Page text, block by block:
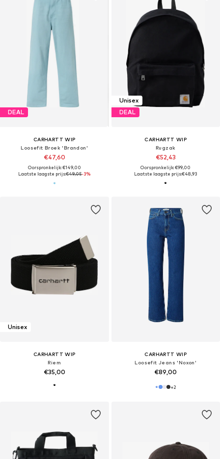
DEAL
CARHARTT WIP
Loosefit Broek 'Brandon'
€47,60
Oorspronkelijk: €149,00
Laatste laagste prijs:€49,05-3%
Unisex
DEAL
CARHARTT WIP
Rugzak
€52,43
Oorspronkelijk: €99,00
Laatste laagste prijs:€48,93
Unisex
CARHARTT WIP
Riem
€35,00
CARHARTT WIP
Loosefit Jeans 'Noxon'
€89,00
+2